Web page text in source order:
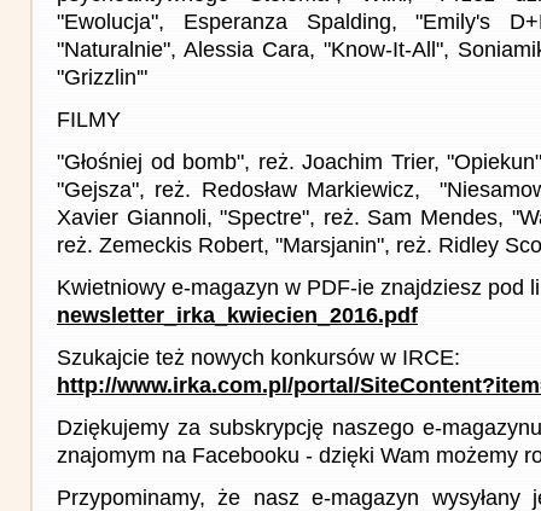
"Ewolucja", Esperanza Spalding, "Emily's
"Naturalnie", Alessia Cara, "Know-It-All",
"Grizzlin'"
FILMY
"Głośniej od bomb", reż. Joachim Trier,
"Gejsza", reż. Redosław Markiewicz,
Xavier Giannoli, "Spectre", reż. Sam Mendes,
reż. Zemeckis Robert, "Marsjanin", reż. Ridley
Kwietniowy e-magazyn w PDF-ie znajdziesz pod
newsletter_irka_kwiecien_2016.pdf
Szukajcie też nowych konkursów w IRCE:
http://www.irka.com.pl/portal/
Dziękujemy za subskrypcję naszego e-
znajomym na Facebooku - dzięki Wam możemy
Przypominamy, że nasz e-magazyn